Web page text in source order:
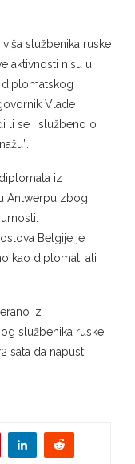
službenika ruske
aktivnosti nisu u
diplomatskog
Vlade
li se i službeno o
iz
Antwerpu zbog
Belgije je
kao diplomati ali
iz
službenika ruske
sata da napusti